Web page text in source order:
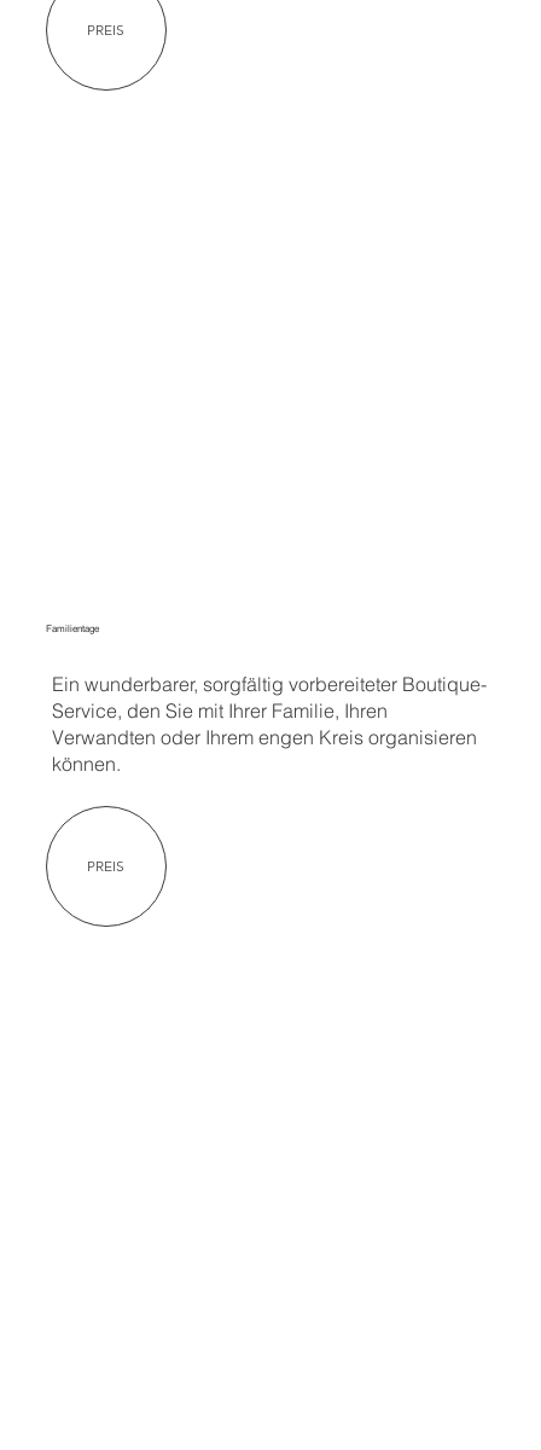
PREIS
Familientage
Ein wunderbarer, sorgfältig vorbereiteter Boutique-
Service, den Sie mit Ihrer Familie, Ihren
Verwandten oder Ihrem engen Kreis organisieren
können.
PREIS